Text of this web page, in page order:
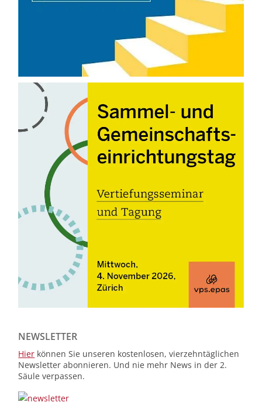
NEWSLETTER
Hier können Sie unseren kostenlosen, vierzehntäglichen
Newsletter abonnieren. Und nie mehr News in der 2.
Säule verpassen.